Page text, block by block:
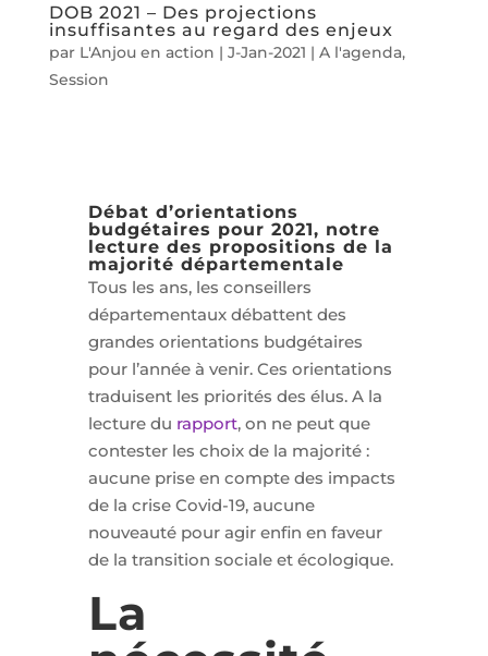
DOB 2021 – Des projections
insuffisantes au regard des enjeux
par L'Anjou en action | J-Jan-2021 | A l'agenda,
Session
Débat d’orientations
budgétaires pour 2021, notre
lecture des propositions de la
majorité départementale
Tous les ans, les conseillers
départementaux débattent des
grandes orientations budgétaires
pour l’année à venir. Ces orientations
traduisent les priorités des élus. A la
lecture du rapport, on ne peut que
contester les choix de la majorité :
aucune prise en compte des impacts
de la crise Covid-19, aucune
nouveauté pour agir enfin en faveur
de la transition sociale et écologique.
La